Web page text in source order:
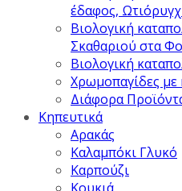
έδαφος,
Βιολογική
Σκαθαριού στα
Βιολογική
Χρωμοπαγίδες με
Διάφορα
Κηπευτικά
Αρακάς
Καλαμπόκι Γλυκό
Καρπούζι